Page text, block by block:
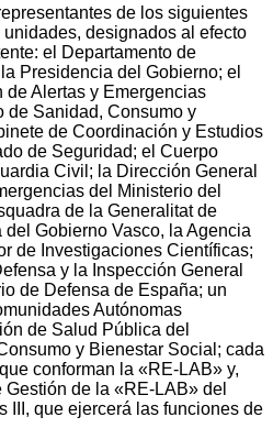
de los siguientes
designados al efecto
el Departamento de
Presidencia del Gobierno; el
Alertas y Emergencias
de Sanidad, Consumo y
de Coordinación y Estudios
de Seguridad; el Cuerpo
Civil; la Dirección General
del Ministerio del
de la Generalitat de
Gobierno Vasco, la Agencia
de Investigaciones Científicas;
y la Inspección General
de Defensa de España; un
Autónomas
de Salud Pública del
y Bienestar Social; cada
conforman la «RE-LAB» y,
de la «RE-LAB» del
III, que ejercerá las funciones de